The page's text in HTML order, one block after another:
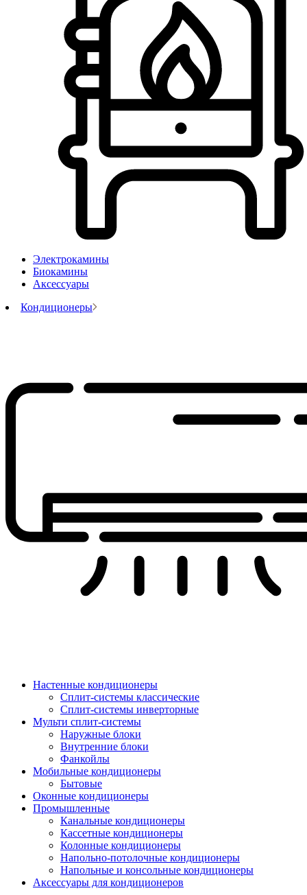
Электрокамины
Биокамины
Аксессуары
Кондиционеры
Настенные кондиционеры
Сплит-системы классические
Сплит-системы инверторные
Мульти сплит-системы
Наружные блоки
Внутренние блоки
Фанкойлы
Мобильные кондиционеры
Бытовые
Оконные кондиционеры
Промышленные
Канальные кондиционеры
Кассетные кондиционеры
Колонные кондиционеры
Напольно-потолочные кондиционеры
Напольные и консольные кондиционеры
Аксессуары для кондиционеров